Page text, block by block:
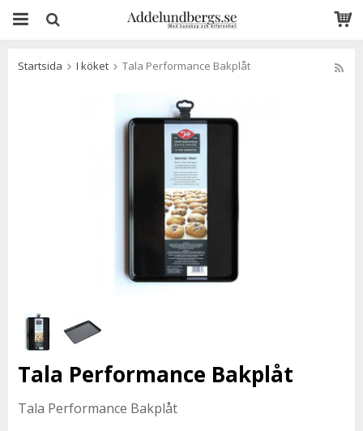
Startsida I köket Tala Performance Bakplåt
Tala Performance Bakplåt
Tala Performance Bakplåt